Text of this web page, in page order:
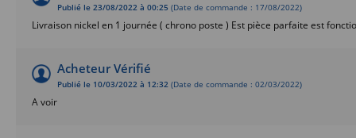
Publié le 23/08/2022 à 00:25 (Date de commande : 17/08/2022)
Livraison nickel en 1 journée ( chrono poste ) Est pièce parfaite est
Acheteur Vérifié
Publié le 10/03/2022 à 12:32 (Date de commande : 02/03/2022)
A voir